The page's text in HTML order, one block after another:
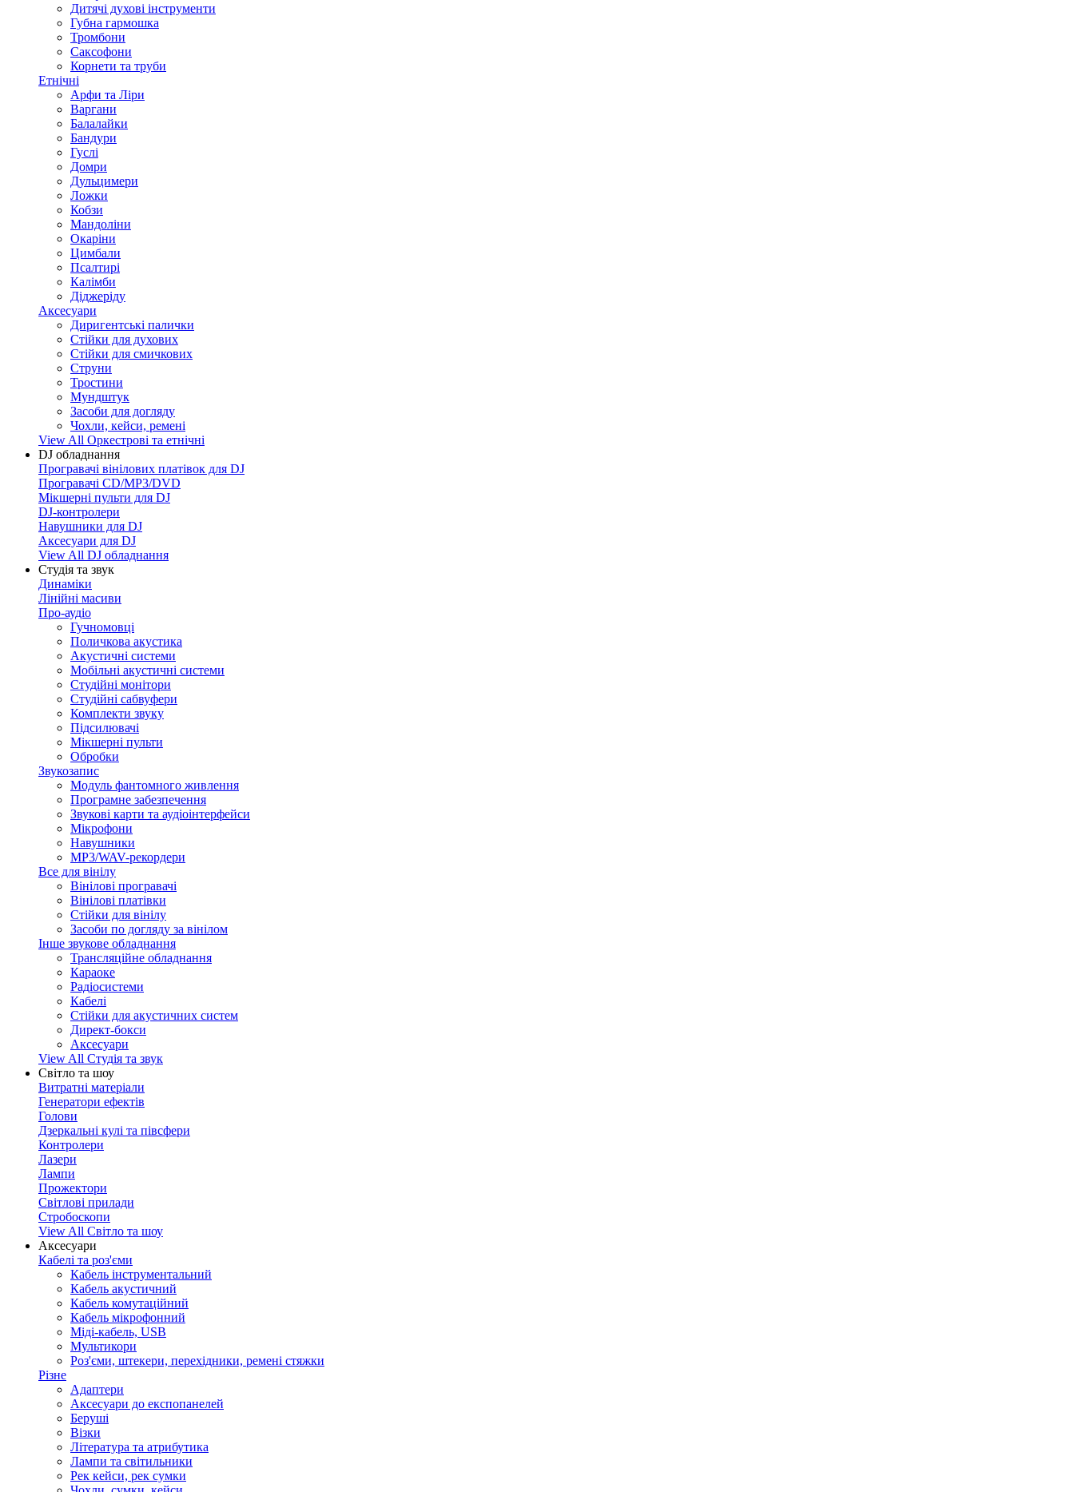
Дитячі духові інструменти
Губна гармошка
Тромбони
Саксофони
Корнети та труби
Етнічні
Арфи та Ліри
Варгани
Балалайки
Бандури
Гуслі
Домри
Дульцимери
Ложки
Кобзи
Мандоліни
Окаріни
Цимбали
Псалтирі
Калімби
Діджеріду
Аксесуари
Диригентські палички
Стійки для духових
Стійки для смичкових
Струни
Тростини
Мундштук
Засоби для догляду
Чохли, кейси, ремені
View All Оркестрові та етнічні
DJ обладнання
Програвачі вінілових платівок для DJ
Програвачі CD/MP3/DVD
Мікшерні пульти для DJ
DJ-контролери
Навушники для DJ
Аксесуари для DJ
View All DJ обладнання
Студія та звук
Динаміки
Лінійні масиви
Про-аудіо
Гучномовці
Поличкова акустика
Акустичні системи
Мобільні акустичні системи
Студійні монітори
Студійні сабвуфери
Комплекти звуку
Підсилювачі
Мікшерні пульти
Обробки
Звукозапис
Модуль фантомного живлення
Програмне забезпечення
Звукові карти та аудіоінтерфейси
Мікрофони
Навушники
MP3/WAV-рекордери
Все для вінілу
Вінілові програвачі
Вінілові платівки
Стійки для вінілу
Засоби по догляду за вінілом
Інше звукове обладнання
Трансляційне обладнання
Караоке
Радіосистеми
Кабелі
Стійки для акустичних систем
Директ-бокси
Аксесуари
View All Студія та звук
Світло та шоу
Витратні матеріали
Генератори ефектів
Голови
Дзеркальні кулі та півсфери
Контролери
Лазери
Лампи
Прожектори
Світлові прилади
Стробоскопи
View All Світло та шоу
Аксесуари
Кабелі та роз'єми
Кабель інструментальний
Кабель акустичний
Кабель комутаційний
Кабель мікрофонний
Міді-кабель, USB
Мультикори
Роз'єми, штекери, перехідники, ремені стяжки
Різне
Адаптери
Аксесуари до експопанелей
Беруші
Візки
Література та атрибутика
Лампи та світильники
Рек кейси, рек сумки